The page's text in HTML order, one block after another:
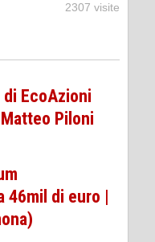
2307 visite
EcoAzioni
Piloni
46mil di euro |